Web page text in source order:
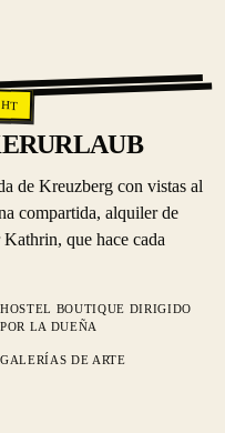
de Kreuzberg con vistas al
compartida, alquiler de
que hace cada
HOSTEL BOUTIQUE DIRIGIDO
POR LA DUEÑA
GALERÍAS DE ARTE